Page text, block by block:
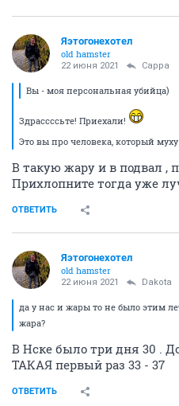
Яэтогонехотел
old hamster
22 июня 2021 Сарра
Вы - моя персональная убийца)
Здрассссьте! Приехали!
Это вы про человека, который
В такую жару и в подвал ,
Прихлопните тогда уже
ОТВЕТИТЬ
Яэтогонехотел
old hamster
22 июня 2021 Dаkota
да у нас и жары то не было этим
жара?
В Нске было три дня 30 .
ТАКАЯ первый раз 33 - 37
ОТВЕТИТЬ